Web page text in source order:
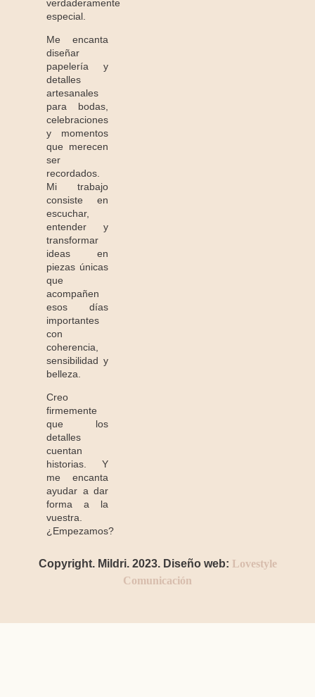
verdaderamente
especial.
Me encanta
diseñar
papelería y
detalles
artesanales
para bodas,
celebraciones
y momentos
que merecen
ser
recordados.
Mi trabajo
consiste en
escuchar,
entender y
transformar
ideas en
piezas únicas
que
acompañen
esos días
importantes
con
coherencia,
sensibilidad y
belleza.
Creo
firmemente
que los
detalles
cuentan
historias. Y
me encanta
ayudar a dar
forma a la
vuestra.
¿Empezamos?
Copyright. Mildri. 2023. Diseño web: Lovestyle
Comunicación